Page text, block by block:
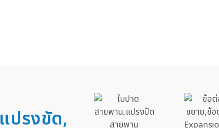
แปรงขัด,